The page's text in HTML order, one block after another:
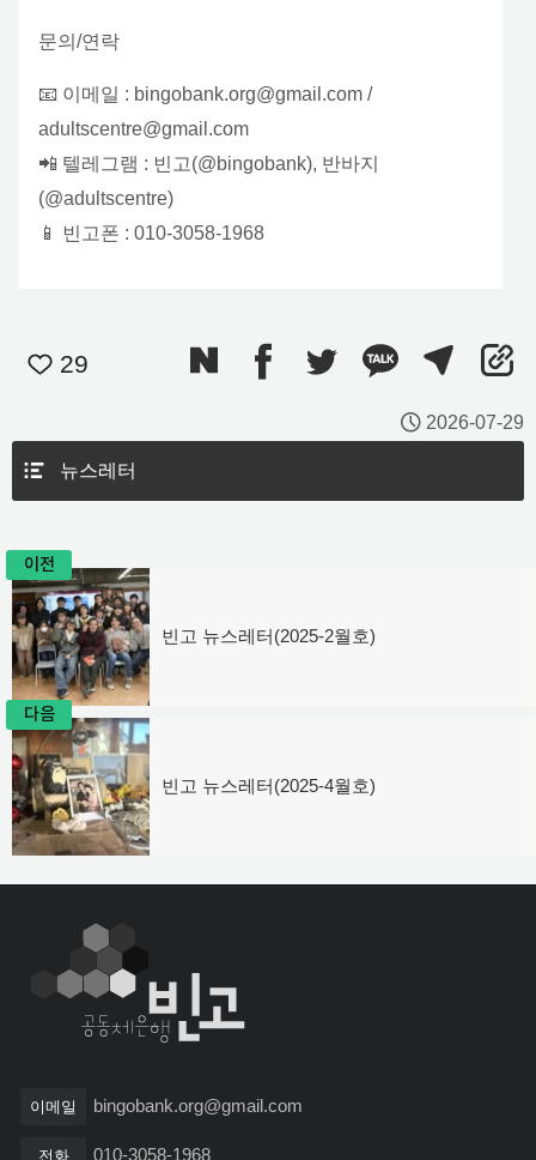
문의/연락
📧 이메일 : bingobank.org@gmail.com /
adultscentre@gmail.com
📲 텔레그램 : 빈고(@bingobank), 반바지
(@adultscentre)
📱 빈고폰 : 010-3058-1968
29
2026-07-29
뉴스레터
글
탐
색
이전
이
빈고 뉴스레터(2025-2월호)
다음
다
빈고 뉴스레터(2025-4월호)
이메일 bingobank.org@gmail.com
전화 010-3058-1968